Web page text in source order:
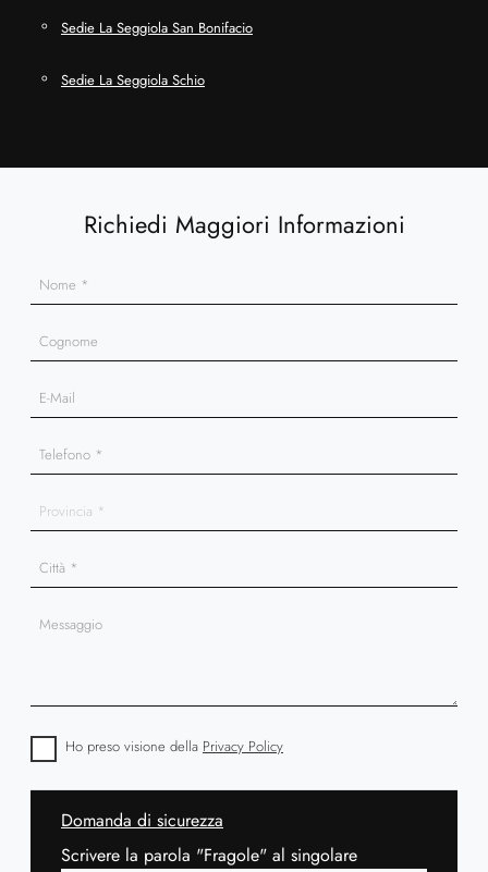
Sedie La Seggiola San Bonifacio
Sedie La Seggiola Schio
Richiedi Maggiori Informazioni
Ho preso visione della Privacy Policy
Domanda di sicurezza
Scrivere la parola "Fragole" al singolare